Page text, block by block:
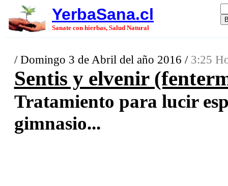
YerbaSana.cl
Sanate con hierbas, Salud Natural
/ Domingo 3 de Abril del año 2016 / 3:25
Sentis y elvenir
Tratamiento para lucir
gimnasio...